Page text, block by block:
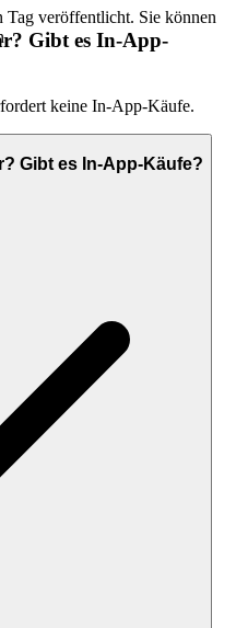
Tag veröffentlicht. Sie können
Gibt es In-App-
keine In-App-Käufe.
Gibt es In-App-Käufe?